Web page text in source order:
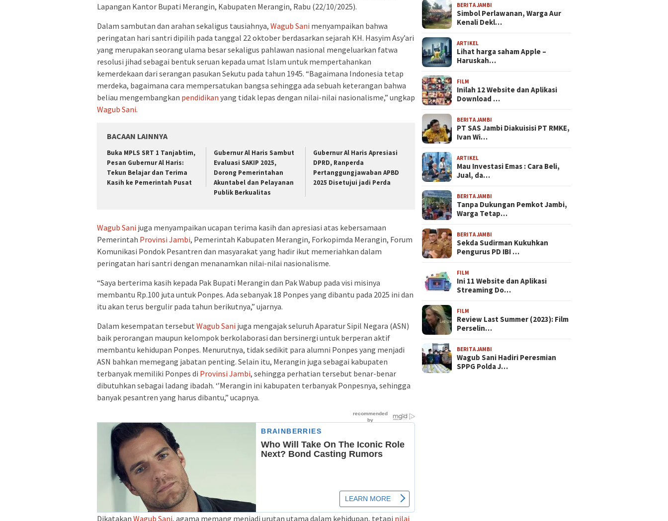
Lapangan Kantor Bupati Merangin, Kabupaten Merangin, Rabu (22/10/2025).
Dalam sambutan dan arahan sekaligus tausiahnya, Wagub Sani menyampaikan bahwa
peringatan hari santri dipilih pada tanggal 22 oktober berdasarkan sejarah KH. Hasyim Asy’ari
yang merupakan seorang ulama besar sekaligus pahlawan nasional mengeluarkan fatwa
resolusi jihad sebagai bentuk seruan kepada umat Islam untuk mempertahankan
kemerdekaan dari serangan pasukan Sekutu pada tahun 1945. “Bagaimana Indonesia tetap
merdeka, bagaimana cara mempersatukan bangsa sehingga ada sebuah keterangan bahwa
beliau mengembangkan pendidikan yang tidak lepas dengan nilai-nilai nasionalisme,” ungkap
Wagub Sani.
BACAAN LAINNYA
Buka MPLS SRT 1 Tanjabtim,
Pesan Gubernur Al Haris:
Tekun Belajar dan Terima
Kasih ke Pemerintah Pusat
Gubernur Al Haris Sambut
Evaluasi SAKIP 2025,
Dorong Pemerintahan
Akuntabel dan Pelayanan
Publik Berkualitas
Gubernur Al Haris Apresiasi
DPRD, Ranperda
Pertanggungjawaban APBD
2025 Disetujui jadi Perda
Wagub Sani juga menyampaikan ucapan terima kasih dan apresiasi atas kebersamaan
Pemerintah Provinsi Jambi, Pemerintah Kabupaten Merangin, Forkopimda Merangin, Forum
Komunikasi Pondok Pesantren dan masyarakat yang hadir ikut memeriahkan dalam
peringatan hari santri dengan menanamkan nilai-nilai nasionalisme.
“Saya berterima kasih kepada Pak Bupati Merangin dan Pak Wabup pada visi misinya
membantu Rp.100 juta untuk Ponpes. Ada sebanyak 18 Ponpes yang dibantu pada 2025 ini dan
itu akan terus bergulir pada tahun berikutnya,” ujarnya.
Dalam kesempatan tersebut Wagub Sani juga mengajak seluruh Aparatur Sipil Negara (ASN)
baik perorangan maupun kelompok berkolaborasi dan bersinergi untuk berperan aktif
membantu kehidupan Ponpes. Menurutnya, tidak sedikit para alumni Ponpes yang menjadi
ASN bahkan memegang jabatan penting. Selain itu, Merangin juga sebagai kabupaten
terbanyak memiliki Ponpes di Provinsi Jambi, sehingga perhatian tersebut benar-benar
dibutuhkan sebagai ladang ibadah. ‘’Merangin ini kabupaten terbanyak Ponpesnya, sehingga
banyak pesantren yang harus dibantu,” ucapnya.
Dikatakan Wagub Sani, agama memang menjadi urutan utama dalam kehidupan, tetapi nilai
BERITA JAMBI
Simbol Perlawanan, Warga Aur
Kenali Dekl…
ARTIKEL
Lihat harga saham Apple –
Haruskah…
FILM
Inilah 12 Website dan Aplikasi
Download …
BERITA JAMBI
PT SAS Jambi Diakuisisi PT RMKE,
Ivan Wi…
ARTIKEL
Mau Investasi Emas : Cara Beli,
Jual, da…
BERITA JAMBI
Tanpa Dukungan Pemkot Jambi,
Warga Tetap…
BERITA JAMBI
Sekda Sudirman Kukuhkan
Pengurus PD IBI …
FILM
Ini 11 Website dan Aplikasi
Streaming Do…
FILM
Review Last Summer (2023): Film
Perselin…
BERITA JAMBI
Wagub Sani Hadiri Peresmian
SPPG Polda J…